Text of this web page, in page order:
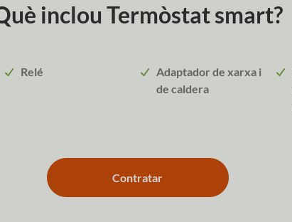
inclou Termòstat smart?
Relé
Adaptador de xarxa i
de caldera
Contratar